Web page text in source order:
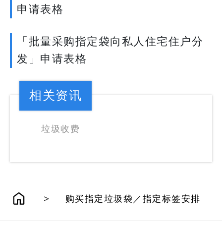
申请表格
「批量采购指定袋向私人住宅住户分
发」申请表格
垃圾收费
相关资讯
> 购买指定垃圾袋／指定标签安排